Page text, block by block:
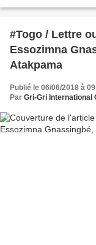
#Togo / Lettre
Essozimna
Atakpama
Publié le 06/06/2018 à
Par Gri-Gri International